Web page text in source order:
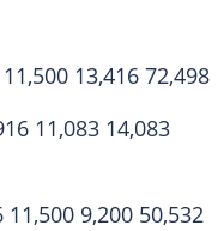
13,416 72,498
11,083 14,083
9,200 50,532